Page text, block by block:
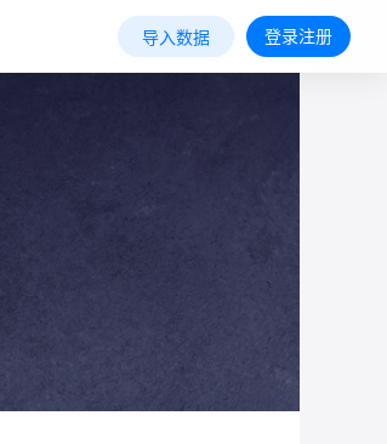
导入数据 登录注册